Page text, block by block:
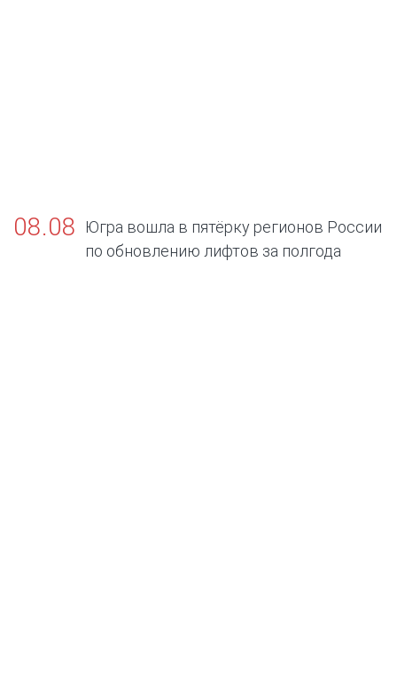
08.08
Югра вошла в пятёрку регионов России
по обновлению лифтов за полгода